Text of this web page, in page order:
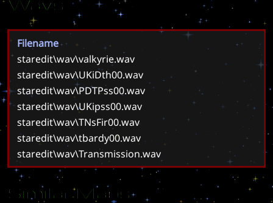
Wavs
Filename
staredit\wav\valkyrie.wav
staredit\wav\UKiDth00.wav
staredit\wav\PDTPss00.wav
staredit\wav\UKipss00.wav
staredit\wav\TNsFir00.wav
staredit\wav\tbardy00.wav
staredit\wav\Transmission.wav
Similar Maps